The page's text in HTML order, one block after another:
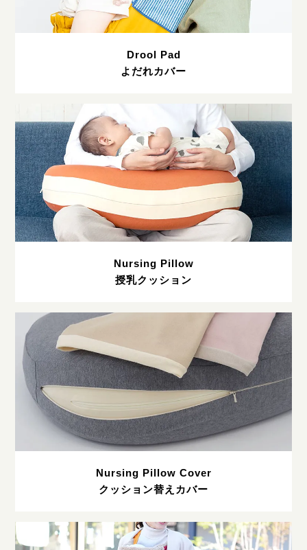
Drool Pad
よだれカバー
Nursing Pillow
授乳クッション
Nursing Pillow Cover
クッション替えカバー